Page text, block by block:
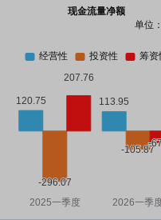
现金流量净额
单位